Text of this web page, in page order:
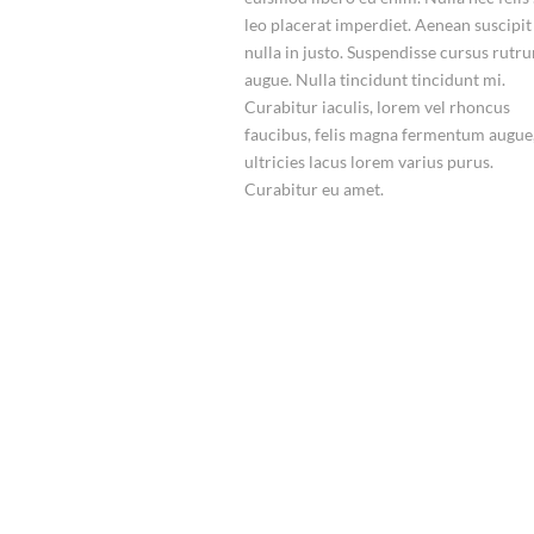
leo placerat imperdiet. Aenean suscipit
nulla in justo. Suspendisse cursus
augue. Nulla tincidunt tincidunt mi.
Curabitur iaculis, lorem vel rhoncus
faucibus, felis magna fermentum
ultricies lacus lorem varius purus.
Curabitur eu amet.